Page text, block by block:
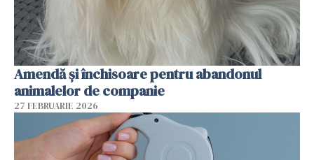
Amendă și închisoare pentru abandonul
animalelor de companie
27 FEBRUARIE 2026